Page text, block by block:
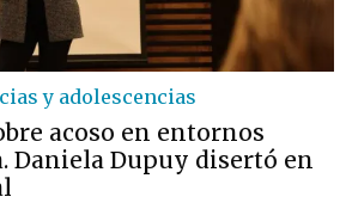
y adolescencias
acoso en entornos
Daniela Dupuy disertó en